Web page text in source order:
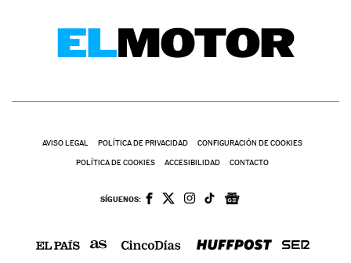
AVISO LEGAL POLÍTICA DE PRIVACIDAD CONFIGURACIÓN DE COOKIES
POLÍTICA DE COOKIES ACCESIBILIDAD CONTACTO
SÍGUENOS: